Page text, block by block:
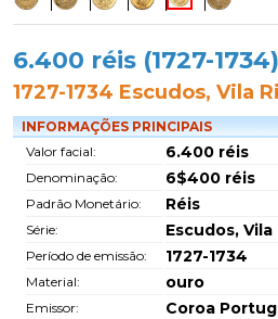
6.400 réis (1727-1734)
1727-1734 Escudos, Vila
INFORMAÇÕES PRINCIPAIS
Valor facial:
6.400 réis
Denominação: 6$400 réis
Padrão Monetário: Réis
Série: Escudos,
Período de emissão: 1727-1734
Material: ouro
Emissor: Coroa